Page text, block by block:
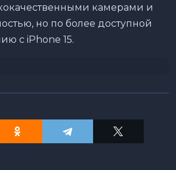
камерами и
но по более доступной
с iPhone 15.